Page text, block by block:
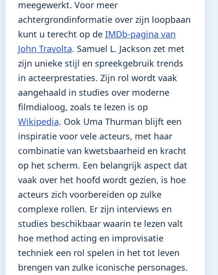
meegewerkt. Voor meer
achtergrondinformatie over zijn loopbaan
kunt u terecht op de IMDb-pagina van
John Travolta. Samuel L. Jackson zet met
zijn unieke stijl en spreekgebruik trends
in acteerprestaties. Zijn rol wordt vaak
aangehaald in studies over moderne
filmdialoog, zoals te lezen is op
Wikipedia. Ook Uma Thurman blijft een
inspiratie voor vele acteurs, met haar
combinatie van kwetsbaarheid en kracht
op het scherm. Een belangrijk aspect dat
vaak over het hoofd wordt gezien, is hoe
acteurs zich voorbereiden op zulke
complexe rollen. Er zijn interviews en
studies beschikbaar waarin te lezen valt
hoe method acting en improvisatie
techniek een rol spelen in het tot leven
brengen van zulke iconische personages.